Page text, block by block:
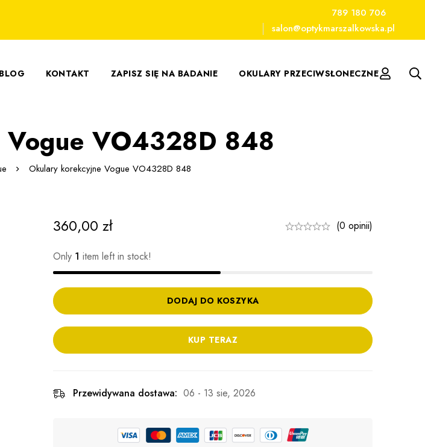
789 180 706
salon@optykmarszalkowska.pl
BLOG KONTAKT ZAPISZ SIĘ NA BADANIE OKULARY PRZECIWSŁONECZNE
VO4328D 848
Okulary korekcyjne Vogue VO4328D 848
360,00 zł (0 opinii)
Only 1 item left in stock!
DODAJ DO KOSZYKA
KUP TERAZ
Przewidywana dostawa: 06 - 13 sie, 2026